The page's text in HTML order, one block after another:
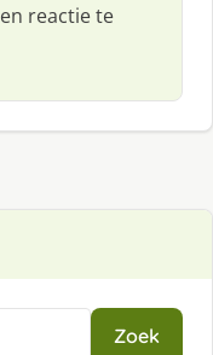
reactie te
Zoek